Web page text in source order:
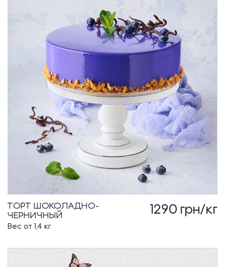
ТОРТ ШОКОЛАДНО-
ЧЕРНИЧНЫЙ
1290 грн/кг
Вес от 1,4 кг